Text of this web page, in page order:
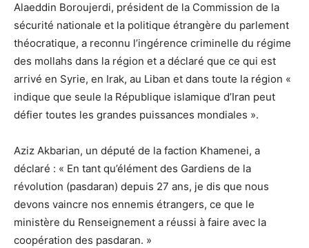
Alaeddin Boroujerdi, président de la Commission de la
sécurité nationale et la politique étrangère du parlement
théocratique, a reconnu l’ingérence criminelle du régime
des mollahs dans la région et a déclaré que ce qui est
arrivé en Syrie, en Irak, au Liban et dans toute la région «
indique que seule la République islamique d’Iran peut
défier toutes les grandes puissances mondiales ».
Aziz Akbarian, un député de la faction Khamenei, a
déclaré : « En tant qu’élément des Gardiens de la
révolution (pasdaran) depuis 27 ans, je dis que nous
devons vaincre nos ennemis étrangers, ce que le
ministère du Renseignement a réussi à faire avec la
coopération des pasdaran. »